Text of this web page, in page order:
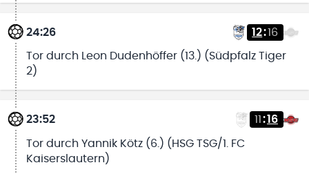
24:26 12:16
Tor durch Leon Dudenhöffer (13.) (Südpfalz Tiger
2)
23:52 11 :16
Tor durch Yannik Kötz (6.) (HSG TSG/1. FC
Kaiserslautern)